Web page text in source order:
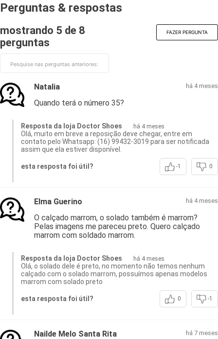
Perguntas & respostas
mostrando 5 de 8
perguntas
FAZER PERGUNTA
Natalia há 4 meses
Quando terá o número 35?
Resposta da loja Doctor Shoes há 4 meses
Olá, muito em breve a reposição deve chegar, entre em
contato pelo Whatsapp: (16) 99432-3019 para ser notificada
assim que ela estiver disponível.
esta resposta foi útil? -1 0
Elma Guerino há 4 meses
O calçado marrom, o solado também é marrom?
Pelas imagens me pareceu preto. Quero calçado
marrom com soldado marrom.
Resposta da loja Doctor Shoes há 4 meses
Olá, o solado dele é preto, no momento não temos nenhum
calçado com o solado marrom, possuímos apenas modelos
marrom com solado preto
esta resposta foi útil? 0 -1
Nailde Melo Santa Rita há 7 meses